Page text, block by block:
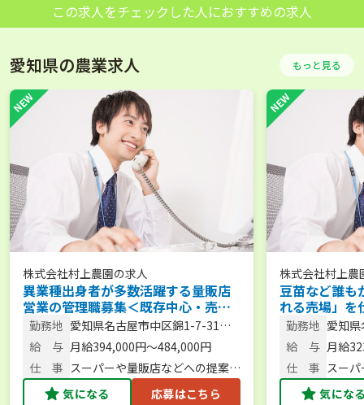
この求人をチェックした人におすすめの求人
愛知県の農業求人 もっと見る
株式会社村上農園の求人
異業種出身者が多数活躍する量販店
営業の管理職募集＜既存中心・売場
作り＞【年休125日／土日休み／月給
39万円以上】＠愛知県
勤務地 愛知県名古屋市中区錦1-7-31山
田ビル7階
給 与 月給394,000円～484,000円
仕 事 スーパーや量販店などへの提案営
業・企画提案／管理職
気になる 応募はこちら
株式会社村上農
豆苗など誰も
れる売場」を
販店営業【
給32万円以
勤務地 愛知
ル7階
給 与 月給
仕 事 スー
業／
気にな